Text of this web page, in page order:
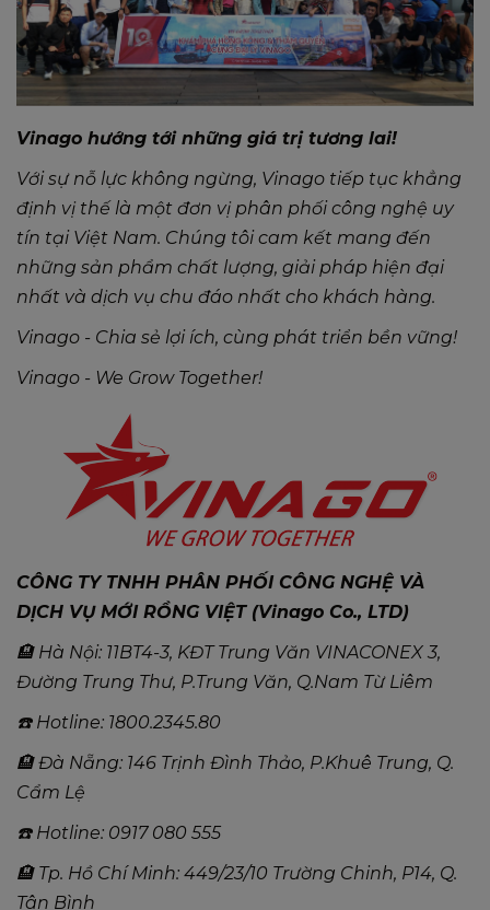
Vinago hướng tới những giá trị tương lai!
Với sự nỗ lực không ngừng, Vinago tiếp tục khẳng
định vị thế là một đơn vị phân phối công nghệ uy
tín tại Việt Nam. Chúng tôi cam kết mang đến
những sản phẩm chất lượng, giải pháp hiện đại
nhất và dịch vụ chu đáo nhất cho khách hàng.
Vinago - Chia sẻ lợi ích, cùng phát triển bền vững!
Vinago - We Grow Together!
CÔNG TY TNHH PHÂN PHỐI CÔNG NGHỆ VÀ
DỊCH VỤ MỚI RỒNG VIỆT (Vinago Co., LTD)
🏨 Hà Nội: 11BT4-3, KĐT Trung Văn VINACONEX 3,
Đường Trung Thư, P.Trung Văn, Q.Nam Từ Liêm
☎️ Hotline: 1800.2345.80
🏨 Đà Nẵng: 146 Trịnh Đình Thảo, P.Khuê Trung, Q.
Cẩm Lệ
☎️ Hotline: 0917 080 555
🏨 Tp. Hồ Chí Minh: 449/23/10 Trường Chinh, P14, Q.
Tân Bình